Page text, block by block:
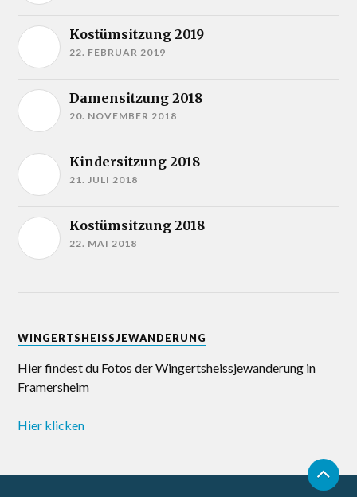
Kostümsitzung 2019
22. FEBRUAR 2019
Damensitzung 2018
20. NOVEMBER 2018
Kindersitzung 2018
21. JULI 2018
Kostümsitzung 2018
22. MAI 2018
WINGERTSHEISSJEWANDERUNG
Hier findest du Fotos der Wingertsheissjewanderung in
Framersheim
Hier klicken